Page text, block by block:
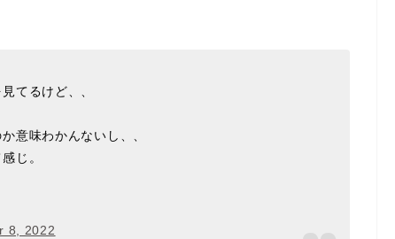
てるけど、、
意味わかんないし、、
じ。
8, 2022